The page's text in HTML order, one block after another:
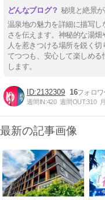
秘境と絶景
温泉地の魅力を詳細に描写
さを伝えます。神秘的な湯
人を惹きつける場所を鋭く
てつつも、安心して楽しめ
します。
2132309 16
週間IN:420 週間OUT:310
最新の記事画像